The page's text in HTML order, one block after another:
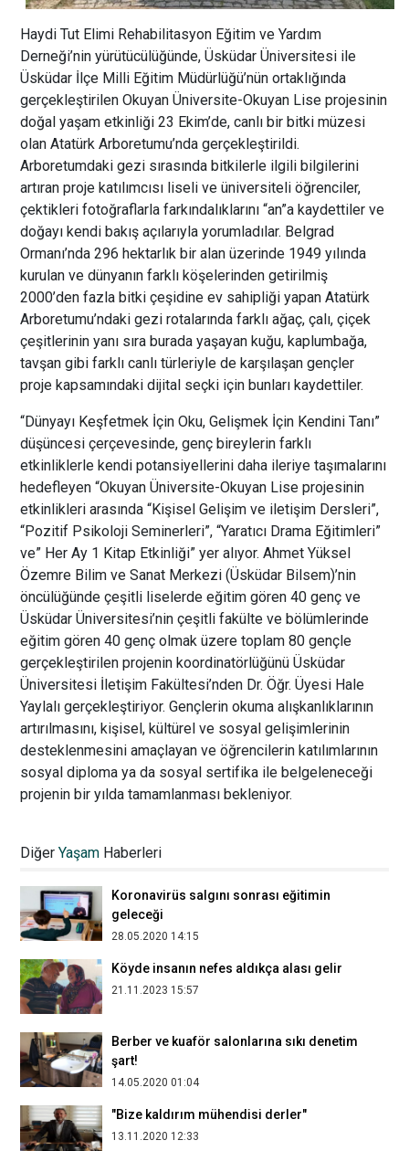
Haydi Tut Elimi Rehabilitasyon Eğitim ve Yardım
Derneği’nin yürütücülüğünde, Üsküdar Üniversitesi ile
Üsküdar İlçe Milli Eğitim Müdürlüğü’nün ortaklığında
gerçekleştirilen Okuyan Üniversite-Okuyan Lise projesinin
doğal yaşam etkinliği 23 Ekim’de, canlı bir bitki müzesi
olan Atatürk Arboretumu’nda gerçekleştirildi.
Arboretumdaki gezi sırasında bitkilerle ilgili bilgilerini
artıran proje katılımcısı liseli ve üniversiteli öğrenciler,
çektikleri fotoğraflarla farkındalıklarını “an”a kaydettiler ve
doğayı kendi bakış açılarıyla yorumladılar. Belgrad
Ormanı’nda 296 hektarlık bir alan üzerinde 1949 yılında
kurulan ve dünyanın farklı köşelerinden getirilmiş
2000’den fazla bitki çeşidine ev sahipliği yapan Atatürk
Arboretumu’ndaki gezi rotalarında farklı ağaç, çalı, çiçek
çeşitlerinin yanı sıra burada yaşayan kuğu, kaplumbağa,
tavşan gibi farklı canlı türleriyle de karşılaşan gençler
proje kapsamındaki dijital seçki için bunları kaydettiler.
“Dünyayı Keşfetmek İçin Oku, Gelişmek İçin Kendini Tanı”
düşüncesi çerçevesinde, genç bireylerin farklı
etkinliklerle kendi potansiyellerini daha ileriye taşımalarını
hedefleyen “Okuyan Üniversite-Okuyan Lise projesinin
etkinlikleri arasında “Kişisel Gelişim ve iletişim Dersleri”,
“Pozitif Psikoloji Seminerleri”, “Yaratıcı Drama Eğitimleri”
ve” Her Ay 1 Kitap Etkinliği” yer alıyor. Ahmet Yüksel
Özemre Bilim ve Sanat Merkezi (Üsküdar Bilsem)’nin
öncülüğünde çeşitli liselerde eğitim gören 40 genç ve
Üsküdar Üniversitesi’nin çeşitli fakülte ve bölümlerinde
eğitim gören 40 genç olmak üzere toplam 80 gençle
gerçekleştirilen projenin koordinatörlüğünü Üsküdar
Üniversitesi İletişim Fakültesi’nden Dr. Öğr. Üyesi Hale
Yaylalı gerçekleştiriyor. Gençlerin okuma alışkanlıklarının
artırılmasını, kişisel, kültürel ve sosyal gelişimlerinin
desteklenmesini amaçlayan ve öğrencilerin katılımlarının
sosyal diploma ya da sosyal sertifika ile belgeleneceği
projenin bir yılda tamamlanması bekleniyor.
DiğerYaşam Haberleri
Koronavirüs salgını sonrası eğitimin
geleceği
28.05.2020 14:15
Köyde insanın nefes aldıkça alası gelir
21.11.2023 15:57
Berber ve kuaför salonlarına sıkı denetim
şart!
14.05.2020 01:04
"Bize kaldırım mühendisi derler"
13.11.2020 12:33